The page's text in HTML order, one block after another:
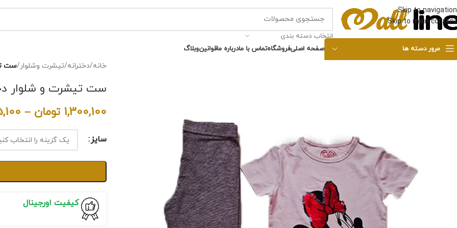
Skip to navigation
Skip to main content
انتخاب دسته بندی
مرور دسته ها صفحه اصلیفروشگاهتماس با مادرباره ماقوانینوبلاگ
خانه/دخترانه/تیشرت وشلوار/ست
ست تیشرت و شلوار
1,300,100 تومان –
سایز
کیفیت اورجینال